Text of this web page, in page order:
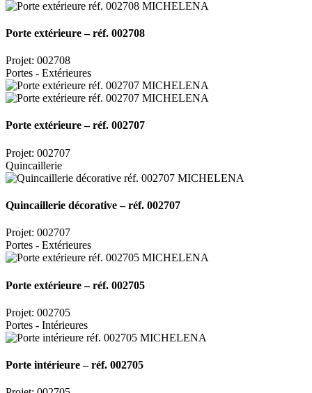
Porte extérieure – réf. 002708
Projet: 002708
Portes - Extérieures
Porte extérieure – réf. 002707
Projet: 002707
Quincaillerie
Quincaillerie décorative – réf. 002707
Projet: 002707
Portes - Extérieures
Porte extérieure – réf. 002705
Projet: 002705
Portes - Intérieures
Porte intérieure – réf. 002705